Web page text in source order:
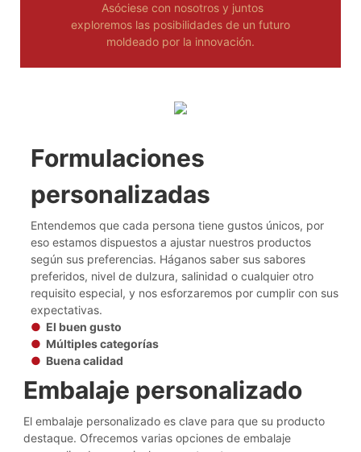
Asóciese con nosotros y juntos
exploremos las posibilidades de un futuro
moldeado por la innovación.
Formulaciones
personalizadas
Entendemos que cada persona tiene gustos únicos, por
eso estamos dispuestos a ajustar nuestros productos
según sus preferencias. Háganos saber sus sabores
preferidos, nivel de dulzura, salinidad o cualquier otro
requisito especial, y nos esforzaremos por cumplir con sus
expectativas.
● El buen gusto
● Múltiples categorías
● Buena calidad
Embalaje personalizado
El embalaje personalizado es clave para que su producto
destaque. Ofrecemos varias opciones de embalaje